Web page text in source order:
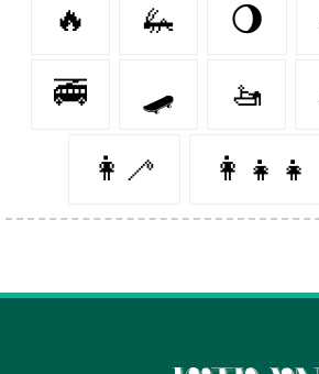
🔥 🦗 🌖
🚎 🛹 🚤
👩‍🦯️ 👩‍👧‍👧